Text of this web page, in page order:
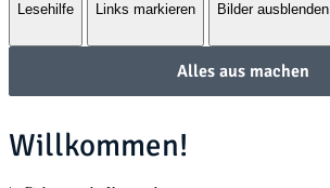
Lesehilfe Links markieren Bilder ausblenden
Alles aus machen
Willkommen!